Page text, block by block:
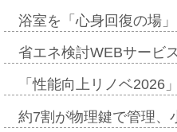
浴室を「心身回復の場
省エネ検討WEBサービ
「性能向上リノベ
約7割が物理鍵で管理